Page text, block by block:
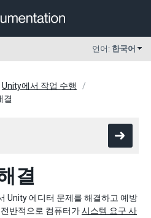
언어: 한국어
Unity에서 작업 수행
결
결
Unity 에디터 문제를 해결하고 예방
반적으로 컴퓨터가시스템 요구 사